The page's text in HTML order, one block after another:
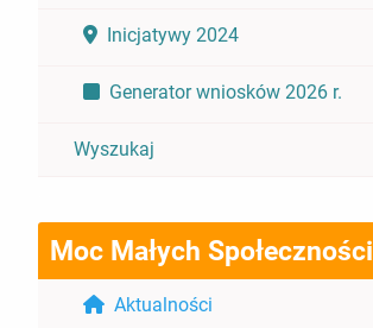
Inicjatywy 2024
Generator wniosków 2026 r.
Wyszukaj
Moc Małych Społeczności
Aktualności